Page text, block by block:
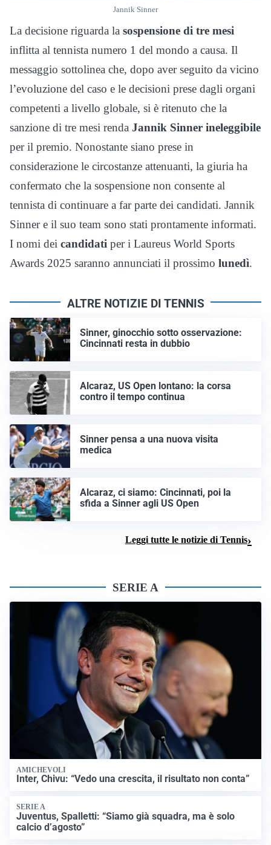
Jannik Sinner
La decisione riguarda la sospensione di tre mesi
inflitta al tennista numero 1 del mondo a causa. Il
messaggio sottolinea che, dopo aver seguito da vicino
l’evoluzione del caso e le decisioni prese dagli organi
competenti a livello globale, si è ritenuto che la
sanzione di tre mesi renda Jannik Sinner ineleggibile
per il premio. Nonostante siano prese in
considerazione le circostanze attenuanti, la giuria ha
confermato che la sospensione non consente al
tennista di continuare a far parte dei candidati. Jannik
Sinner e il suo team sono stati prontamente informati.
I nomi dei candidati per i Laureus World Sports
Awards 2025 saranno annunciati il ​​prossimo lunedì.
ALTRE NOTIZIE DI TENNIS
Sinner, ginocchio sotto osservazione:
Cincinnati resta in dubbio
Alcaraz, US Open lontano: la corsa
contro il tempo continua
Sinner pensa a una nuova visita
medica
Alcaraz, ci siamo: Cincinnati, poi la
sfida a Sinner agli US Open
Leggi tutte le notizie di Tennis
SERIE A
AMICHEVOLI
Inter, Chivu: “Vedo una crescita, il risultato non conta”
SERIE A
Juventus, Spalletti: “Siamo già squadra, ma è solo
calcio d’agosto”